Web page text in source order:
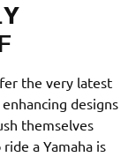
the very latest
designs
themselves
a Yamaha is